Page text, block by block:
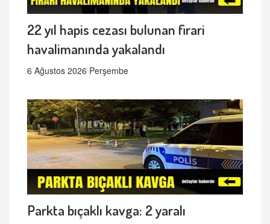
22 yıl hapis cezası bulunan firari
havalimanında yakalandı
6 Ağustos 2026 Perşembe
Parkta bıçaklı kavga: 2 yaralı